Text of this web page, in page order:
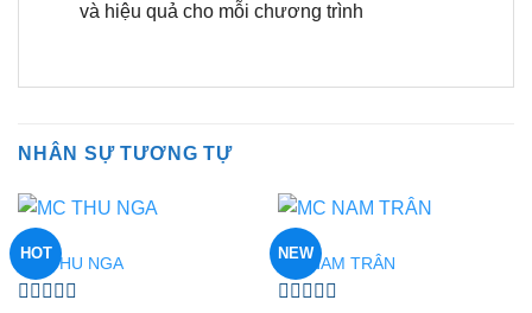
và hiệu quả cho mỗi chương trình
NHÂN SỰ TƯƠNG TỰ
HOT
MC THU NGA
NEW
MC NAM TRÂN